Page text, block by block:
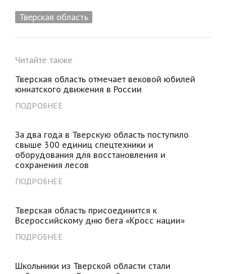
Тверская область
Читайте также
Тверская область отмечает вековой юбилей
юннатского движения в России
ПОДРОБНЕЕ
За два года в Тверскую область поступило
свыше 300 единиц спецтехники и
оборудования для восстановления и
сохранения лесов
ПОДРОБНЕЕ
Тверская область присоединится к
Всероссийскому дню бега «Кросс нации»
ПОДРОБНЕЕ
Школьники из Тверской области стали